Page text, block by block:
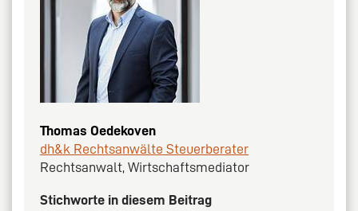
Thomas Oedekoven
dh&k Rechtsanwälte Steuerberater
Rechtsanwalt, Wirtschaftsmediator
Stichworte in diesem Beitrag